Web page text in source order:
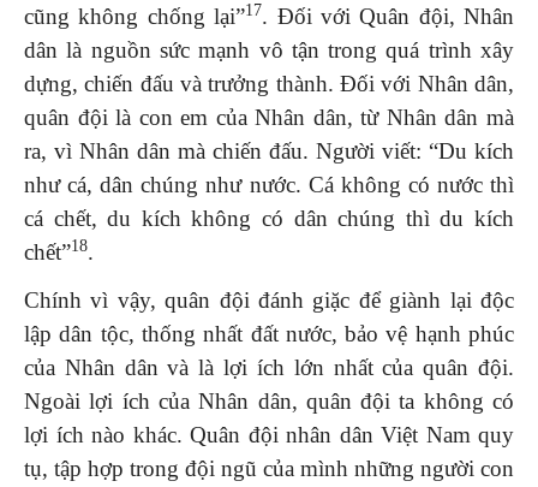
cũng không chống lại”17. Đối với Quân đội, Nhân
dân là nguồn sức mạnh vô tận trong quá trình xây
dựng, chiến đấu và trưởng thành. Đối với Nhân dân,
quân đội là con em của Nhân dân, từ Nhân dân mà
ra, vì Nhân dân mà chiến đấu. Người viết: “Du kích
như cá, dân chúng như nước. Cá không có nước thì
cá chết, du kích không có dân chúng thì du kích
chết”18.
Chính vì vậy, quân đội đánh giặc để giành lại độc
lập dân tộc, thống nhất đất nước, bảo vệ hạnh phúc
của Nhân dân và là lợi ích lớn nhất của quân đội.
Ngoài lợi ích của Nhân dân, quân đội ta không có
lợi ích nào khác. Quân đội nhân dân Việt Nam quy
tụ, tập hợp trong đội ngũ của mình những người con